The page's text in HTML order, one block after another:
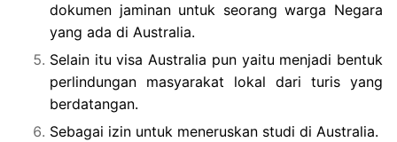
dokumen jaminan untuk seorang warga Negara
yang ada di Australia.
Selain itu visa Australia pun yaitu menjadi bentuk
perlindungan masyarakat lokal dari turis yang
berdatangan.
Sebagai izin untuk meneruskan studi di Australia.